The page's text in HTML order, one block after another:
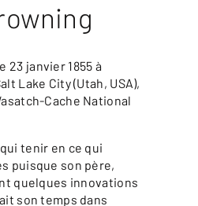
23 janvier 1855 à
Lake City (Utah, USA),
Cache National
tenir en ce qui
puisque son père,
quelques innovations
son temps dans